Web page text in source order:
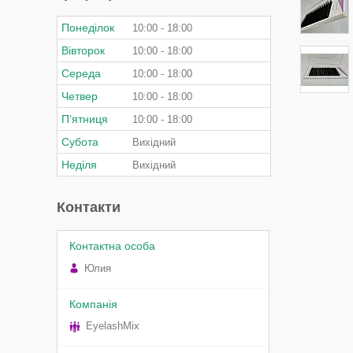
Понеділок 10:00 18:00
Вівторок 10:00 18:00
Середа 10:00 18:00
Четвер 10:00 18:00
Пʼятниця 10:00 18:00
Субота Вихідний
Неділя Вихідний
Контакти
Юлия
EyelashMix